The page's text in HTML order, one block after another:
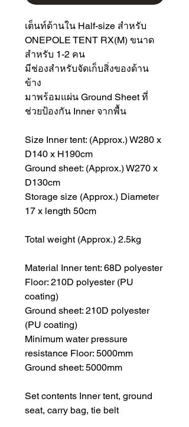
เต็นท์ด้านใน Half-size สำหรับ
ONEPOLE TENT RX(M) ขนาด
สำหรับ 1-2 คน
มีช่องสำหรับจัดเก็บสิ่งของด้าน
ข้าง
มาพร้อมแผ่น Ground Sheet ที่
ช่วยป้องกัน Inner จากพื้น
Size Inner tent: (Approx.) W280 x
D140 x H190cm
Ground sheet: (Approx.) W270 x
D130cm
Storage size (Approx.) Diameter
17 x length 50cm
Total weight (Approx.) 2.5kg
Material Inner tent: 68D polyester
Floor: 210D polyester (PU
coating)
Ground sheet: 210D polyester
(PU coating)
Minimum water pressure
resistance Floor: 5000mm
Ground sheet: 5000mm
Set contents Inner tent, ground
seat, carry bag, tie belt